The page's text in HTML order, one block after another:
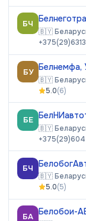
БЧ
🇧🇾
БУ Белнемфа,
🇧🇾
5.0(6)
БЕ
🇧🇾
БЧ
🇧🇾
5.0(5)
БА Белобои-